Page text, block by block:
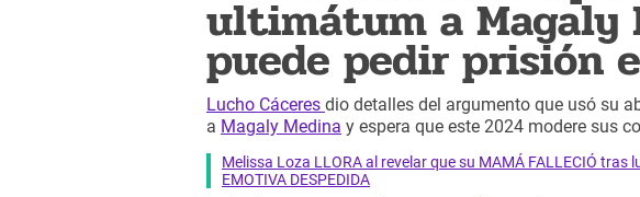
ultimátum a Magaly
puede pedir prisión
Lucho Cáceres dio detalles del argumento que usó su
a Magaly Medina y espera que este 2024 modere sus
Melissa Loza LLORA al revelar que su MAMÁ FALLECIÓ tras
EMOTIVA DESPEDIDA